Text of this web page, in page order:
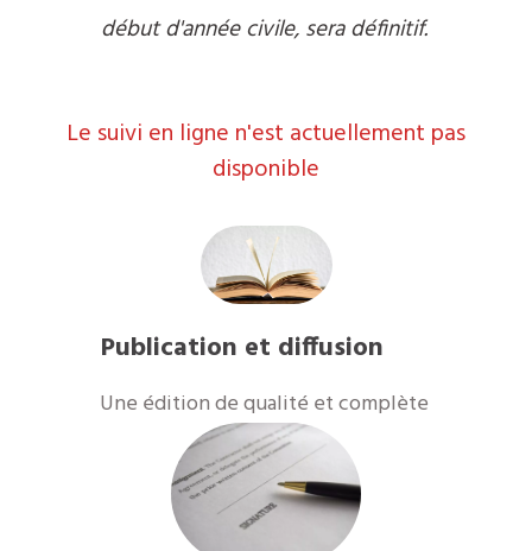
début d'année civile, sera définitif.
Le suivi en ligne n'est actuellement pas
disponible
Publication et diffusion
Une édition de qualité et complète